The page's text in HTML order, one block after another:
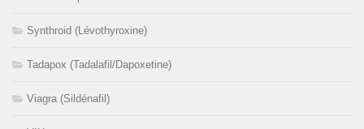
Synthroid (Lévothyroxine)
Tadapox (Tadalafil/Dapoxetine)
Viagra (Sildénafil)